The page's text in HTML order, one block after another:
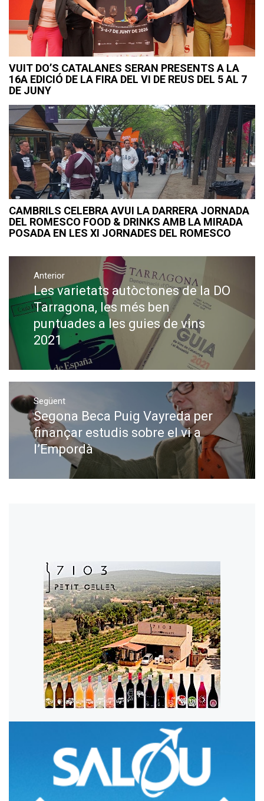
VUIT DO’S CATALANES SERAN PRESENTS A LA
16A EDICIÓ DE LA FIRA DEL VI DE REUS DEL 5 AL 7
DE JUNY
CAMBRILS CELEBRA AVUI LA DARRERA JORNADA
DEL ROMESCO FOOD & DRINKS AMB LA MIRADA
POSADA EN LES XI JORNADES DEL ROMESCO
d'entrades
Anterior
Previous
post:
Les varietats autòctones de la DO
Tarragona, les més ben
puntuades a les guies de vins
2021
Següent
Next
post:
Segona Beca Puig Vayreda per
finançar estudis sobre el vi a
l’Empordà